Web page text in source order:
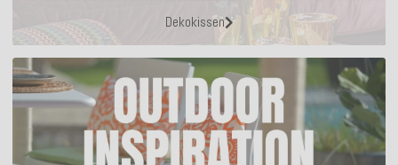
Dekokissen